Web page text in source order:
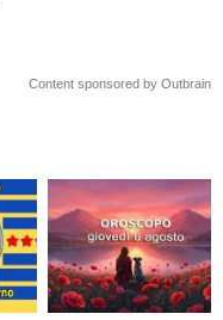
Content sponsored by Outbrain